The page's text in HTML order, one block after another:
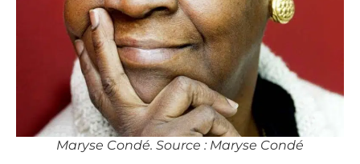
Maryse Condé. Source : Maryse Condé